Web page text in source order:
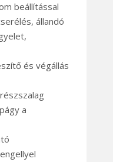
beállítással
állandó
és végállás
a